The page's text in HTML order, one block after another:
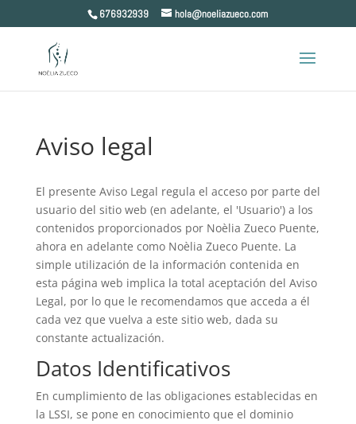
676932939 hola@noeliazueco.com
Aviso legal
El presente Aviso Legal regula el acceso por parte del
usuario del sitio web (en adelante, el 'Usuario') a los
contenidos proporcionados por Noèlia Zueco Puente,
ahora en adelante como Noèlia Zueco Puente. La
simple utilización de la información contenida en
esta página web implica la total aceptación del Aviso
Legal, por lo que le recomendamos que acceda a él
cada vez que vuelva a este sitio web, dada su
constante actualización.
Datos Identificativos
En cumplimiento de las obligaciones establecidas en
la LSSI, se pone en conocimiento que el dominio